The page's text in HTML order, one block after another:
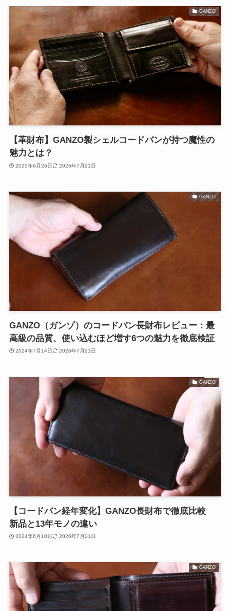
GANZO
【革財布】GANZO製シェルコードバンが持つ魔性の
魅力とは？
2025年6月26日 2026年7月21日
GANZO
GANZO（ガンゾ）のコードバン長財布レビュー：最
高級の品質、使い込むほど増す6つの魅力を徹底検証
2024年7月14日 2026年7月21日
GANZO
【コードバン経年変化】GANZO長財布で徹底比較
新品と13年モノの違い
2024年6月10日 2026年7月21日
GANZO